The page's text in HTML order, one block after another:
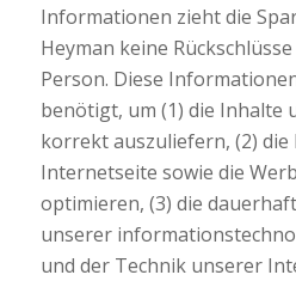
Informationen zieht die
Heyman keine
Person. Diese
benötigt, um (1) die Inhalte
korrekt auszuliefern, (2)
Internetseite sowie die
optimieren, (3) die
unserer
und der Technik unserer